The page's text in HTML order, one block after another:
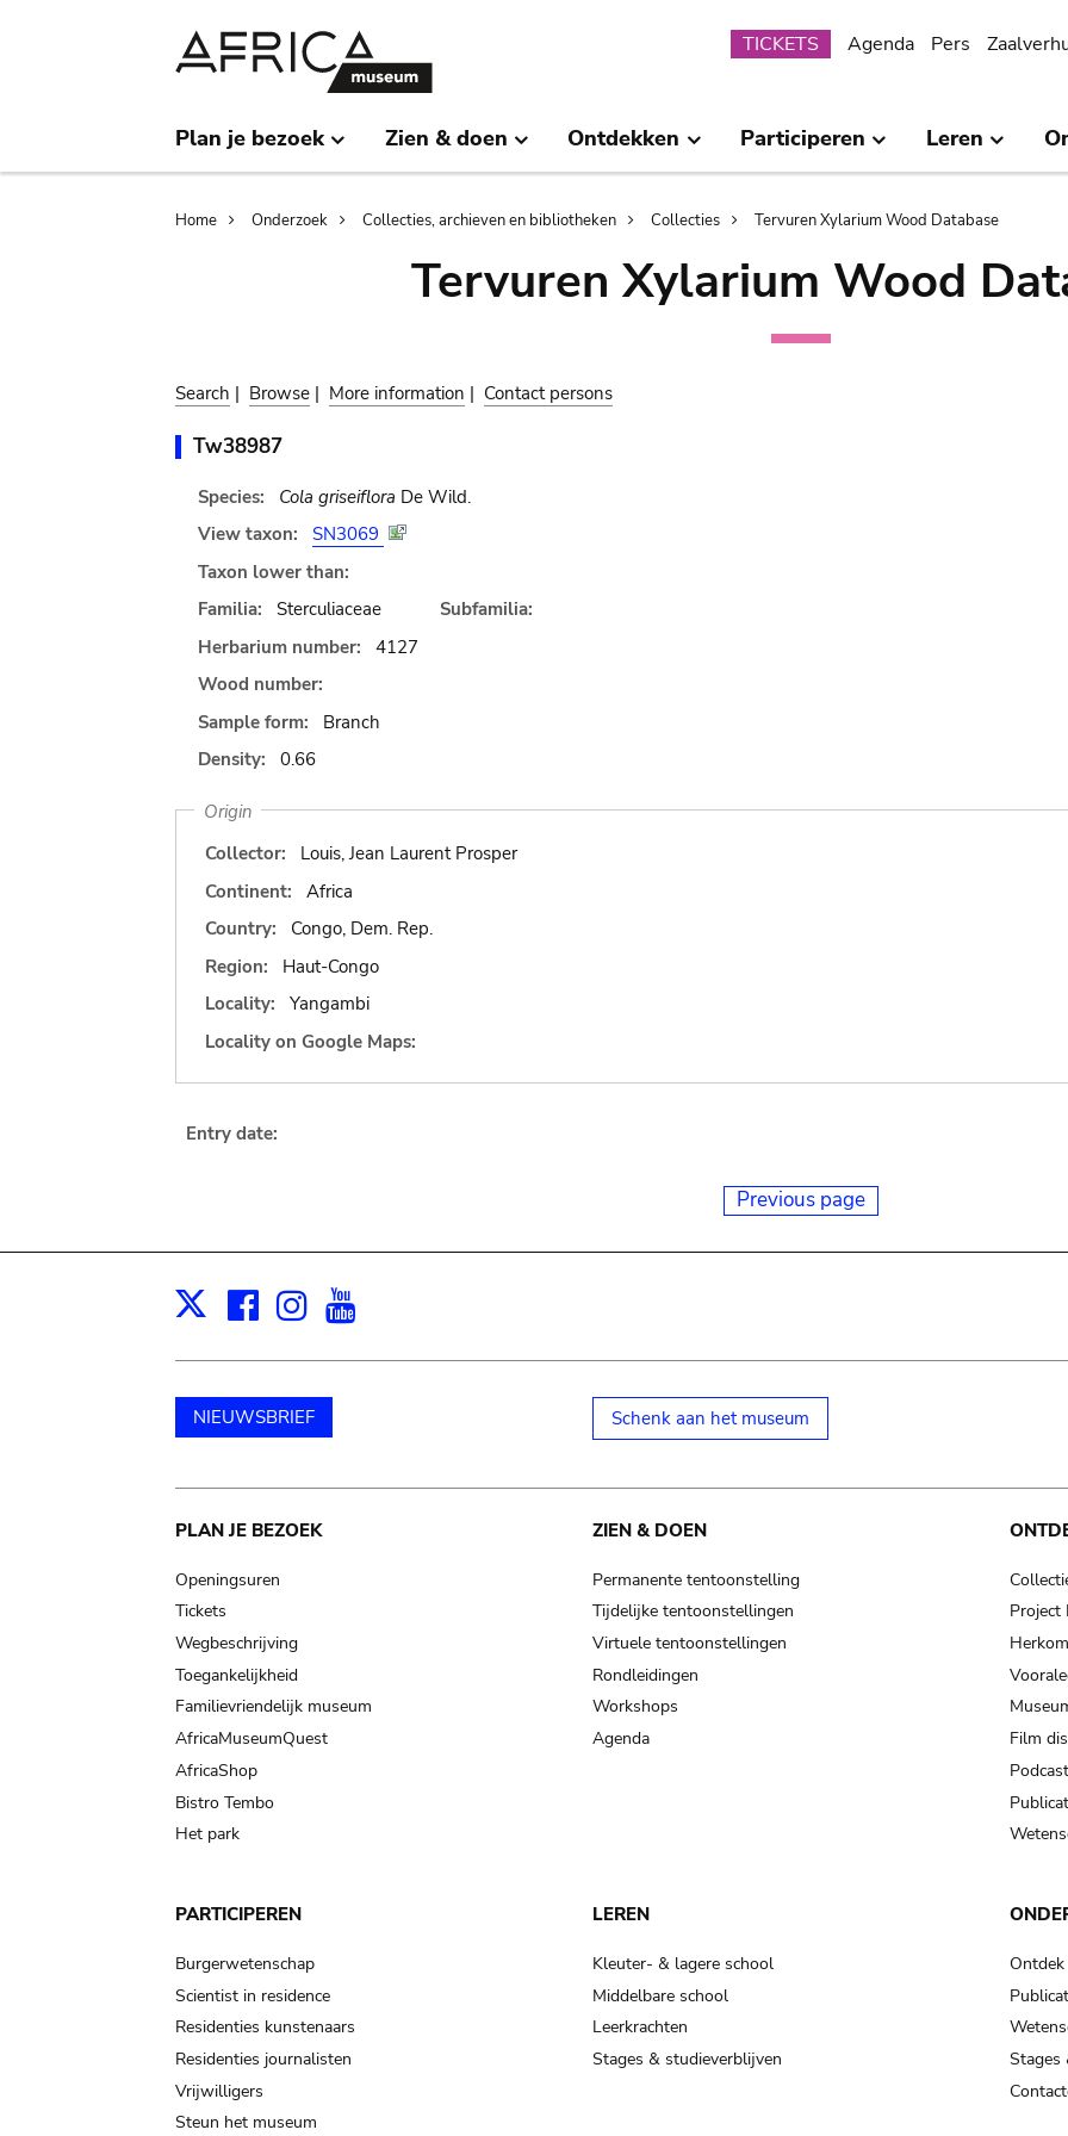
Submenu
TICKETS Agenda Pers
Plan je bezoek Zien & doen Ontdekken Participeren Leren
Breadcrumb
Home Onderzoek Collecties, archieven en bibliotheken Collecties Tervuren Xylarium Wood Database
Tervuren Xylarium Wood
Search | Browse | More information | Contact persons
Tw38987
Species: Cola griseiflora De Wild.
View taxon:
SN3069
Taxon lower than:
Familia:
Sterculiaceae
Subfamilia:
Herbarium number:
4127
Wood number:
Sample form:
Branch
Density:
0.66
Origin
Collector:
Louis, Jean Laurent Prosper
Continent:
Africa
Country:
Congo, Dem. Rep.
Region:
Haut-Congo
Locality:
Yangambi
Locality on Google Maps:
Entry date:
Previous page
X Facebook
Instagram
NIEUWSBRIEF Schenk aan het museum
Main
navigation
PLAN JE BEZOEK
Openingsuren
Tickets
Wegbeschrijving
Toegankelijkheid
Familievriendelijk museum
AfricaMuseumQuest
AfricaShop
Bistro Tembo
Het park
ZIEN & DOEN
Permanente tentoonstelling
Tijdelijke tentoonstellingen
Virtuele tentoonstellingen
Rondleidingen
Workshops
Agenda
Project
Film
PARTICIPEREN
Burgerwetenschap
Scientist in residence
Residenties kunstenaars
Residenties journalisten
Vrijwilligers
Steun het museum
LEREN
Kleuter- & lagere school
Middelbare school
Leerkrachten
Stages & studieverblijven
Stages